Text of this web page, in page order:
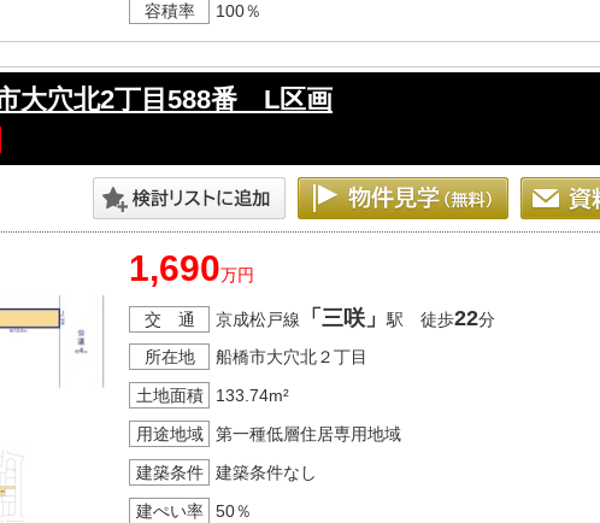
容積率
100％
大穴北2丁目588番 L区画
1,690万円
交 通 京成松戸線 「三咲」駅 徒歩22分
所在地
船橋市大穴北２丁目
土地面積
133.74m²
用途地域
第一種低層住居専用地域
建築条件
建築条件なし
建ぺい率
50％